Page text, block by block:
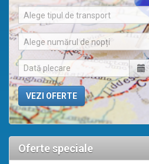
Alege tipul de transport
Alege numărul de nopți
Oferte speciale